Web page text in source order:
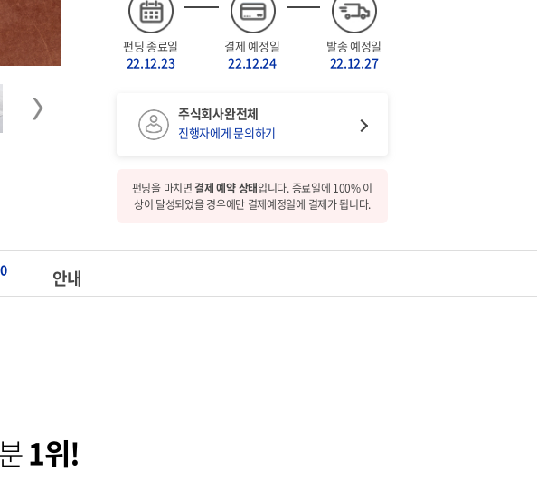
Next
펀딩 종료일
22.12.23
결제 예정일
22.12.24
발송 예정일
22.12.27
주식회사완전체
진행자에게 문의하기
펀딩을 마치면결제 예약 상태입니다. 종료일에 100% 이
상이 달성되었을 경우에만 결제예정일에 결제가 됩니다.
0 안내
1위!